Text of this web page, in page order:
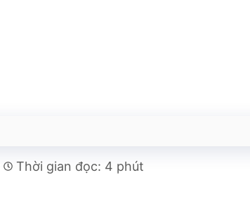
Thời gian đọc: 4 phút